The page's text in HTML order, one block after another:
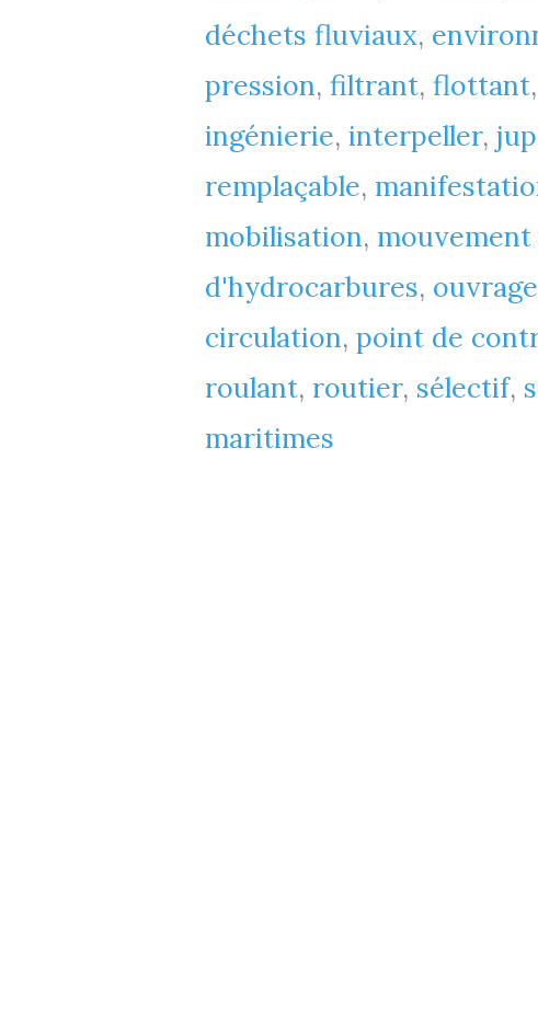
filtrant »
(mai
2025)
déchets fluviaux,
pression, filtrant, flottant,
ingénierie, interpeller,
remplaçable,
mobilisation,
d'hydrocarbures, ouvrage
circulation, point de
roulant, routier, sélectif,
maritimes